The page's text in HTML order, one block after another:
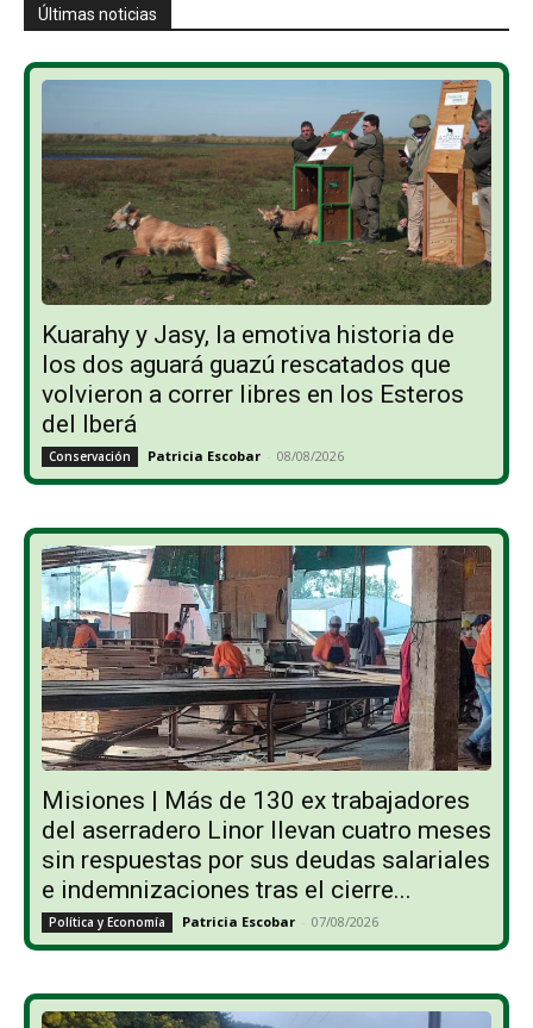
Últimas noticias
Kuarahy y Jasy, la emotiva historia de
los dos aguará guazú rescatados que
volvieron a correr libres en los Esteros
del Iberá
Conservación Patricia Escobar - 08/08/2026
Misiones | Más de 130 ex trabajadores
del aserradero Linor llevan cuatro meses
sin respuestas por sus deudas salariales
e indemnizaciones tras el cierre...
Política y Economía Patricia Escobar - 07/08/2026